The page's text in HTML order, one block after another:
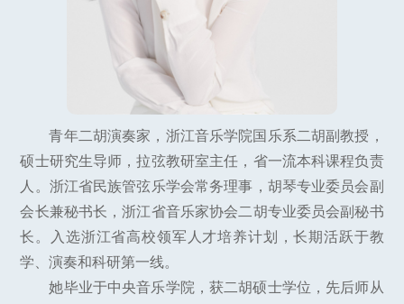
青年二胡演奏家，浙江音乐学院国乐系二胡副教授，
硕士研究生导师，拉弦教研室主任，省一流本科课程负责
人。浙江省民族管弦乐学会常务理事，胡琴专业委员会副
会长兼秘书长，浙江省音乐家协会二胡专业委员会副秘书
长。入选浙江省高校领军人才培养计划，长期活跃于教
学、演奏和科研第一线。
她毕业于中央音乐学院，获二胡硕士学位，先后师从